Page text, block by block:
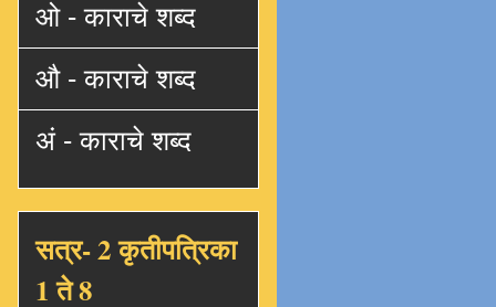
ओ - काराचे शब्द
औ - काराचे शब्द
अं - काराचे शब्द
सत्र- 2 कृतीपत्रिका
1 ते 8